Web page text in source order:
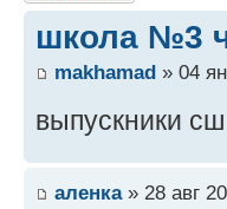
школа №3
makhamad » 04
выпускники
аленка» 28 авг